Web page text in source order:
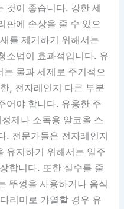
것이 좋습니다. 강한 세
판에 손상을 줄 수 있으
를 제거하기 위해서는
소법이 효과적입니다. 유
물과 세제로 주기적으
, 전자레인지 다른 부분
어야 합니다. 유용한 주
제나 소독용 알코올 스
. 전문가들은 전자레인지
유지하기 위해서는 일주
합니다. 또한 실수를 줄
뚜껑을 사용하거나 음식
리미로 가열할 경우 유